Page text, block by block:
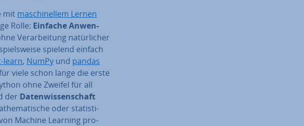
mit ma­schi­nel­lem Lernen
Rolle: Einfache An­wen­
Ver­ar­bei­tung na­tür­li­cher
spielend einfach
learn, NumPy und pandas
viele schon lange die erste
ohne Zweifel für all
der Da­ten­wis­sen­schaft
oder sta­tis­ti­
Machine Learning pro­